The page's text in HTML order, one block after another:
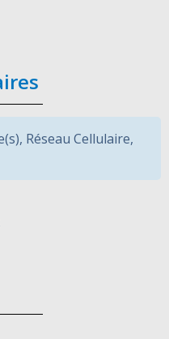
, Réseau Cellulaire,